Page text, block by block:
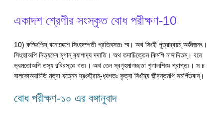
একাদশ শ্রেণীর সংস্কৃত বোধ পরীক্ষণ-10
10) কস্মিংশ্চিদ্ বনোদ্দেশে সিংহদম্পতী প্রতিবসতঃ স্ম। অথ সিংহী পুত্রদ্বয়ম্ অজীজনৎ।
সিংহোঅপি নিত‍্যমেব মৃগান্ ব‍্যাপাদ‍্য দদাতি। অথ তদাচিত্তেন কিমপি নাসাদিতম্। বনে
ভ্রমতোঅপি তস‍্য রবিরস্তং গতঃ। অথ তেন স্বগৃহমাগচ্ছতা শৃগালশিশুঃ প্রাপ্তঃ। স চ
বালকোঅয়মিতি মত্বা যত্নেন দ্রংস্ট্রাম্-ধ‍্যগতঃ কৃত্বা সিংহ‍্যৈ জীবন্তমপি সমর্পিতবান্।
বোধ পরীক্ষণ-১০ এর বঙ্গানুবাদ